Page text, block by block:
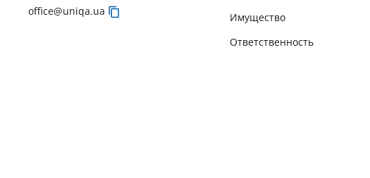
office@uniqa.ua
Имущество
Ответственность